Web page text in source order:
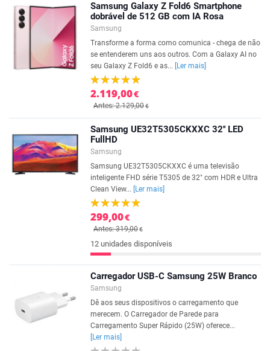
Samsung Galaxy Z Fold6 Smartphone
dobrável de 512 GB com IA Rosa
Samsung
Transforme a forma como comunica - chega de não
se entenderem uns aos outros. Com a Galaxy AI no
seu Galaxy Z Fold6 e as...
[Ler mais]
2.119,00€
Antes: 2.129,00€
Samsung UE32T5305CKXXC 32'' LED
FullHD
Samsung
Samsung UE32T5305CKXXC é uma televisão
inteligente FHD série T5305 de 32" com HDR e Ultra
Clean View...
[Ler mais]
299,00€
Antes: 319,00€
12 unidades disponíveis
Carregador USB-C Samsung 25W Branco
Samsung
Dê aos seus dispositivos o carregamento que
merecem. O Carregador de Parede para
Carregamento Super Rápido (25W) oferece...
[Ler mais]